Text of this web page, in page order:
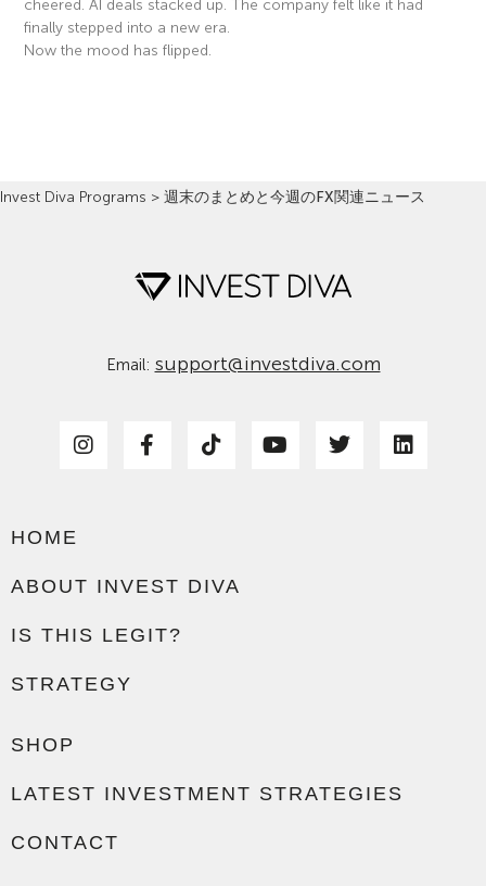
cheered. AI deals stacked up. The company felt like it had
finally stepped into a new era.
Now the mood has flipped.
Invest Diva Programs > 週末のまとめと今週のFX関連ニュース
Email: support@investdiva.com
HOME
ABOUT INVEST DIVA
IS THIS LEGIT?
STRATEGY
SHOP
LATEST INVESTMENT STRATEGIES
CONTACT